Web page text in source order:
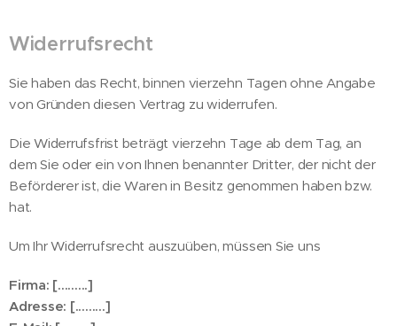
Widerrufsrecht
Sie haben das Recht, binnen vierzehn Tagen ohne Angabe
von Gründen diesen Vertrag zu widerrufen.
Die Widerrufsfrist beträgt vierzehn Tage ab dem Tag, an
dem Sie oder ein von Ihnen benannter Dritter, der nicht der
Beförderer ist, die Waren in Besitz genommen haben bzw.
hat.
Um Ihr Widerrufsrecht auszuüben, müssen Sie uns
Firma: [.........]
Adresse: [.........]